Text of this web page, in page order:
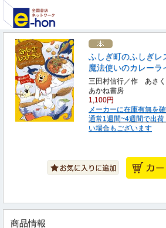
ふしぎ町のふしぎ
魔法使いのカレーラ
三田村信行／作 あさ
あかね書房
1,100円
メーカーに在庫有無を
通常1週間~4週間で出
い場合もございます
商品情報